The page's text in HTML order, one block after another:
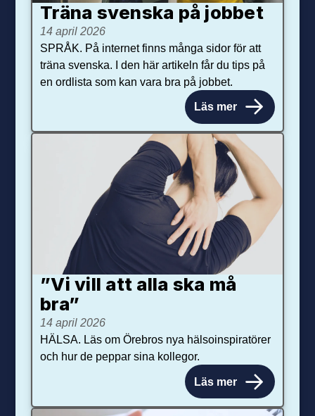
Träna svenska på jobbet
14 april 2026
SPRÅK. På internet finns många sidor för att
träna svenska. I den här artikeln får du tips på
en ordlista som kan vara bra på jobbet.
Läs mer
”Vi vill att alla ska må
bra”
14 april 2026
HÄLSA. Läs om Örebros nya hälsoinspiratörer
och hur de peppar sina kollegor.
Läs mer